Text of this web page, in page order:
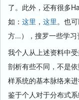
了。此外，还有很多
如： 这里 ， 这里。也
方...），搜罗一些学习
我个人从上述资料中
剖析有些不同，不是
样系统的基本脉络来
鉴于个人对于分布式